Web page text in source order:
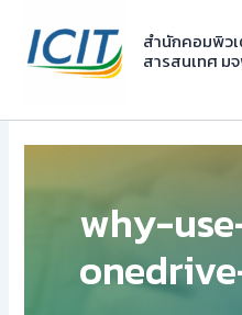
content
สำนักคอมพิวเ
สารสนเทศ ม
why-